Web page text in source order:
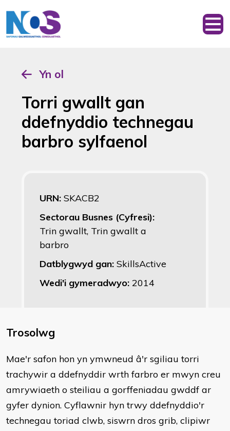
Yn ol
Torri gwallt gan
ddefnyddio technegau
barbro sylfaenol
URN: SKACB2
Sectorau Busnes (Cyfresi):
Trin gwallt, Trin gwallt a
barbro
Datblygwyd gan: SkillsActive
Wedi'i gymeradwyo: 2014
Trosolwg
​Mae'r safon hon yn ymwneud â'r sgiliau torri
trachywir a ddefnyddir wrth farbro er mwyn creu
amrywiaeth o steiliau a gorffeniadau gwddf ar
gyfer dynion. Cyflawnir hyn trwy ddefnyddio'r
technegau toriad clwb, siswrn dros grib, clipiwr